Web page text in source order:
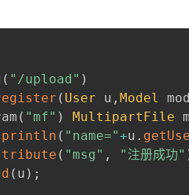
( "/upload" )
( User u ,Model
( "mf" ) MultipartFile
println ( "name="+u .
( "msg" , "注册成功"
( u ) ;